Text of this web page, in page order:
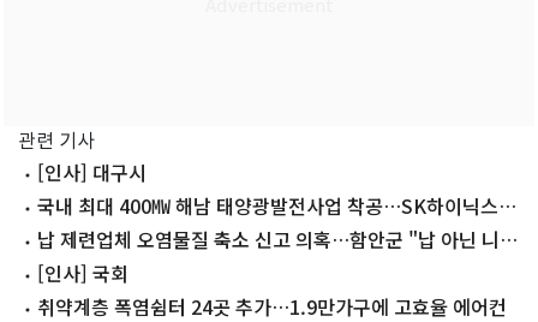
관련 기사
[인사] 대구시
국내 최대 400㎿ 해남 태양광발전사업 착공…SK하이닉스
전력 공급
납 제련업체 오염물질 축소 신고 의혹…함안군 "납 아닌 니켈
사업장"
[인사] 국회
취약계층 폭염쉼터 24곳 추가…1.9만가구에 고효율 에어컨